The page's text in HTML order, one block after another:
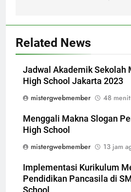
Related News
Jadwal Akademik Sekolah
High School Jakarta 2023
mistergwebmember
48
Menggali Makna Slogan
High School
mistergwebmember
13 jam
Implementasi Kurikulum
Pendidikan Pancasila di
School